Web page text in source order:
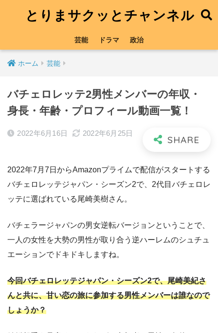
とりまサクッとチャンネル
芸能 ドラマ 政治
ホーム 芸能
バチェロレッテ2男性メンバーの年収・
身長・年齢・プロフィール動画一覧！
2022年6月16日 2022年6月25日
2022年7月7日からAmazonプライムで配信がスタートする
バチェロレッテジャパン・シーズン2で、2代目バチェロレ
ッテに選ばれている尾崎美樹さん。
バチェラージャパンの男女逆転バージョンということで、
一人の女性を大勢の男性が取り合う逆ハーレムのシュチュ
エーションでドキドキしますね。
今回バチェロレッテジャパン・シーズン2で、尾崎美紀さ
んと共に、甘い恋の旅に参加する男性メンバーは誰なので
しょうか？